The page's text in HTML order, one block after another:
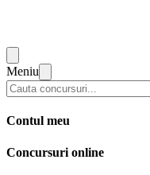
Meniu
Contul meu
Concursuri online